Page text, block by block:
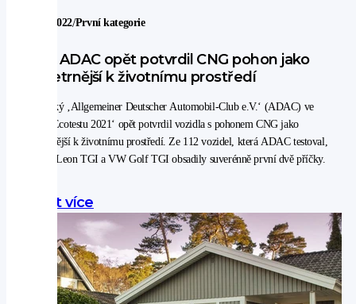
20. 2. 2022/První kategorie
Test ADAC opět potvrdil CNG pohon jako
nejšetrnější k životnímu prostředí
Německý ‚Allgemeiner Deutscher Automobil-Club e.V.‘ (ADAC) ve
svém ‚Ecotestu 2021‘ opět potvrdil vozidla s pohonem CNG jako
nejšetrnější k životnímu prostředí. Ze 112 vozidel, která ADAC testoval,
se Seat Leon TGI a VW Golf TGI obsadily suverénně první dvě příčky.
Zjistit více